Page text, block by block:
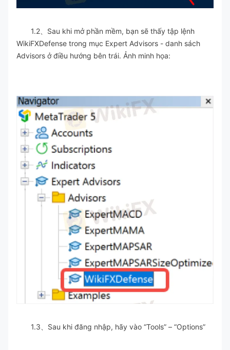
1.2、Sau khi mở phần mềm, bạn sẽ thấy tập lệnh
WikiFXDefense trong mục Expert Advisors - danh sách
Advisors ở điều hướng bên trái. Ảnh minh họa:
1.3、Sau khi đăng nhập, hãy vào “Tools” – “Options”